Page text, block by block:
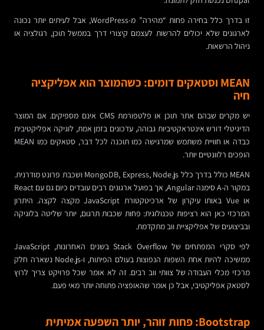
זו בדרך כלל בחירה פחות “מהירה” מ-WordPress, אבל לעיתים יותר נכונה
לארגונים שלא יכולים להרשות לעצמם קיצורי דרך בממשל תוכן, רגולציה או
ניהול הרשאות.
MEAN וסטאקים דומים: כשהמוצר הוא אפליקציה
חיה
יש מקרים שבהם אתר תוכן או פלטפורמת CMS אינם מספיקים. אם המוצר
הדיגיטלי דורש אינטראקטיביות גבוהה, עדכונים בזמן אמת, לוגיקה אפליקטיבית
כבדה או חוויית משתמש שמרגישה כמו תוכנה לכל דבר, סטאקים כמו MEAN
הופכים רלוונטיים יותר.
MEAN כולל בדרך כלל MongoDB, Express, Node.js ושכבת פרונט מודרנית.
במקור ה-A סימנה Angular, אך בפועל ארגונים רבים עובדים כיום גם עם React
או Vue באותו עיקרון של ארכיטקטורת JavaScript מקצה לקצה. היתרון
המרכזי כאן הוא רציפות טכנולוגית: פחות שכבות תרגום, יותר שליטה בלוגיקה
ובביצועים של אפליקציית ווב מתקדמת.
לפי סקרי המפתחים של Stack Overflow בשנים האחרונות, JavaScript
ממשיכה להיות אחת השפות הנפוצות בעולם הפיתוח, ו-Node.js נשארה חלק
מרכזי מכלי העבודה של צוותי ווב רבים. זה לא אומר שכל פרויקט צריך לרוץ
לסטאק אפליקטיבי, אבל כן אומר שהאופציה פתוחה יותר מאי פעם.
Bootstrap: פחות זוהר, יותר השפעה אמיתית